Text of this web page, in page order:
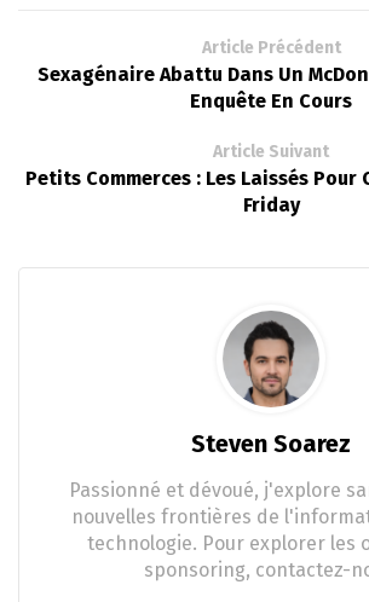
Article Précédent
Sexagénaire Abattu Dans Un
Enquête En Cours
Article Suivant
Petits Commerces : Les Laissés Pour
Friday
Steven Soarez
Passionné et dévoué, j'explore
nouvelles frontières de
technologie. Pour explorer les
sponsoring, contactez-